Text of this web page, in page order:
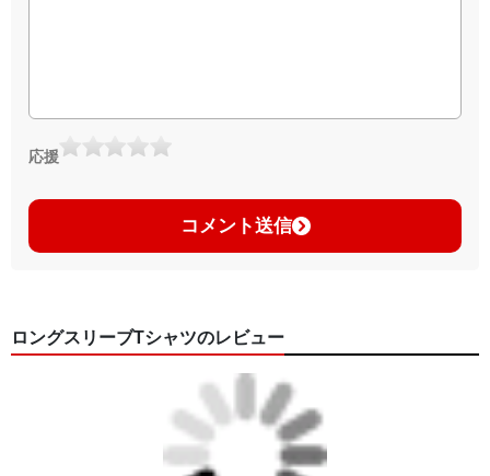
応援
コメント送信
ロングスリーブTシャツのレビュー